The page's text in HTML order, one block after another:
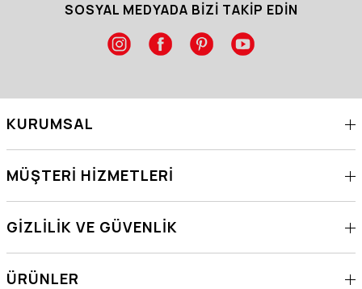
SOSYAL MEDYADA BİZİ TAKİP EDİN
KURUMSAL
MÜŞTERI HIZMETLERI
GIZLILIK VE GÜVENLIK
ÜRÜNLER